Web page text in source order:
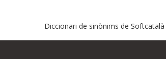
Diccionari de sinònims de Softcatalà